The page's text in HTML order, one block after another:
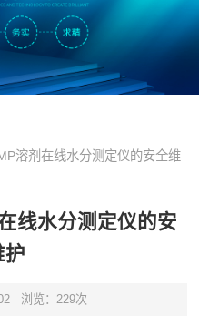
溶剂在线水分测定仪的安全维
线水分测定仪的安
护
浏览：229次